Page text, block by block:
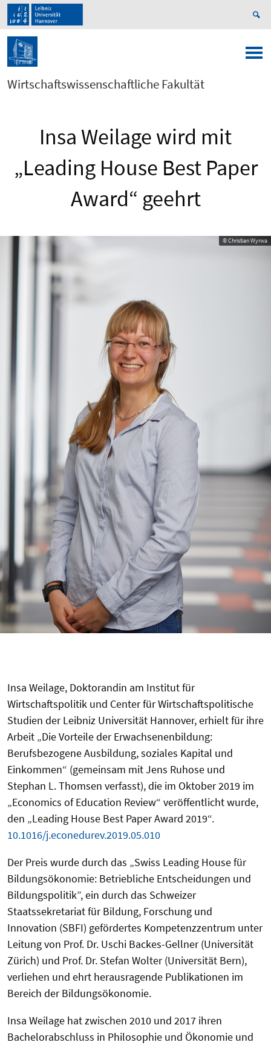
Wirtschaftswissenschaftliche Fakultät
Insa Weilage wird mit
„Leading House Best Paper
Award“ geehrt
© Christian Wyrwa
Insa Weilage, Doktorandin am Institut für
Wirtschaftspolitik und Center für Wirtschaftspolitische
Studien der Leibniz Universität Hannover, erhielt für ihre
Arbeit „Die Vorteile der Erwachsenenbildung:
Berufsbezogene Ausbildung, soziales Kapital und
Einkommen“ (gemeinsam mit Jens Ruhose und
Stephan L. Thomsen verfasst), die im Oktober 2019 im
„Economics of Education Review“ veröffentlicht wurde,
den „Leading House Best Paper Award 2019“.
10.1016/j.econedurev.2019.05.010
Der Preis wurde durch das „Swiss Leading House für
Bildungsökonomie: Betriebliche Entscheidungen und
Bildungspolitik”, ein durch das Schweizer
Staatssekretariat für Bildung, Forschung und
Innovation (SBFI) gefördertes Kompetenzzentrum unter
Leitung von Prof. Dr. Uschi Backes-Gellner (Universität
Zürich) und Prof. Dr. Stefan Wolter (Universität Bern),
verliehen und ehrt herausragende Publikationen im
Bereich der Bildungsökonomie.
Insa Weilage hat zwischen 2010 und 2017 ihren
Bachelorabschluss in Philosophie und Ökonomie und